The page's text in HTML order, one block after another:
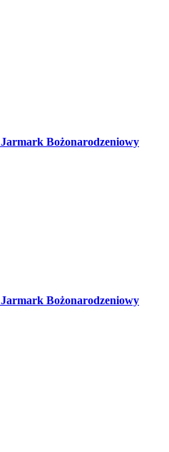
Jarmark Bożonarodzeniowy
Jarmark Bożonarodzeniowy